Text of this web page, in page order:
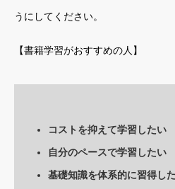
うにしてください。
【書籍学習がおすすめの人】
コストを抑えて学習したい
自分のペースで学習したい
基礎知識を体系的に習得し